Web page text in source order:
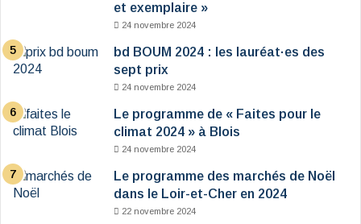
et exemplaire »
24 novembre 2024
bd BOUM 2024 : les lauréat·es des
sept prix
24 novembre 2024
Le programme de « Faites pour le
climat 2024 » à Blois
24 novembre 2024
Le programme des marchés de Noël
dans le Loir-et-Cher en 2024
22 novembre 2024